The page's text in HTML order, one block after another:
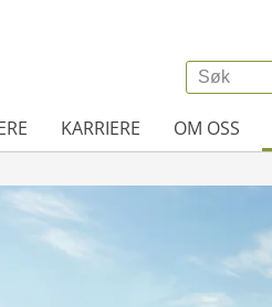
KARRIERE OM OSS